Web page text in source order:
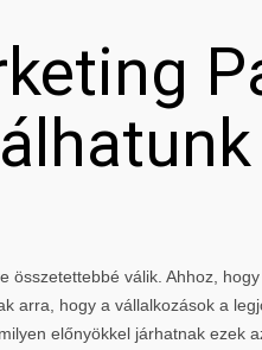
összetettebbé válik. Ahhoz,
arra, hogy a vállalkozások a
előnyökkel járhatnak ezek